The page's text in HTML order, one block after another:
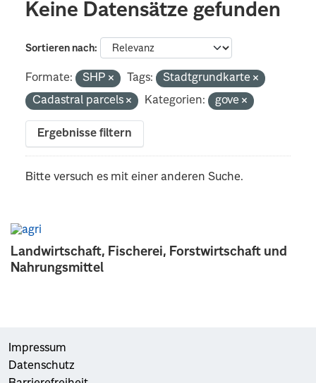
Landwirtschaft, Fischerei, Forstwirtschaft und
Nahrungsmittel
Keine Datensätze gefunden
Sortieren nach
Formate: SHP Tags:
Stadtgrundkarte
Cadastral parcels
Kategorien: gove
Ergebnisse filtern
Bitte versuch es mit einer anderen Suche.
Impressum
Datenschutz